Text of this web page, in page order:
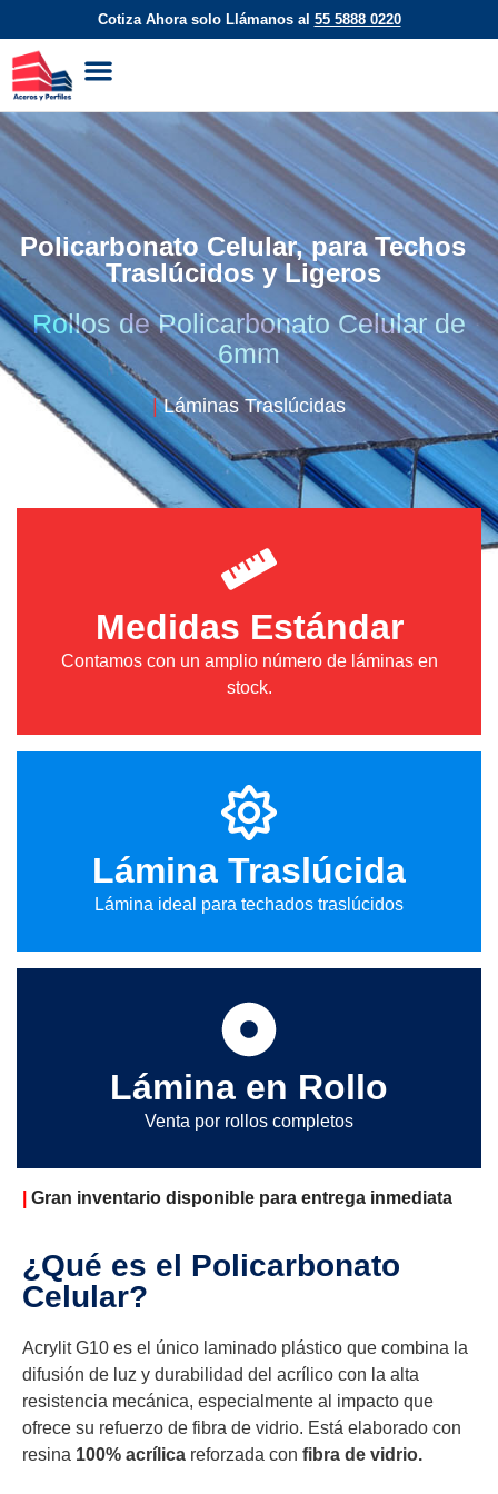
Cotiza Ahora solo Llámanos al 55 5888 0220​
Policarbonato Celular, para Techos
Traslúcidos y Ligeros
Rollos de Policarbonato Celular de
6mm
|Láminas Traslúcidas
Medidas Estándar
Contamos con un amplio número de láminas en
stock.
Lámina Traslúcida
Lámina ideal para techados traslúcidos
Lámina en Rollo
Venta por rollos completos
Gran inventario disponible para entrega inmediata
¿Qué es el Policarbonato
Celular?
Acrylit G10 es el único laminado plástico que combina la
difusión de luz y durabilidad del acrílico con la alta
resistencia mecánica, especialmente al impacto que
ofrece su refuerzo de fibra de vidrio. Está elaborado con
resina 100% acrílica reforzada con fibra de vidrio.